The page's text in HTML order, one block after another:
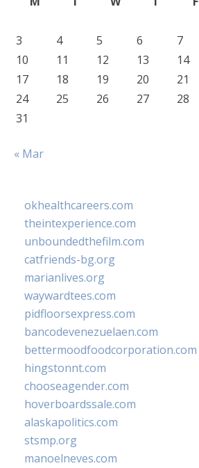
3
4 5 6 7
10
11 12 13 14
17
18 19 20 21
24
25 26 27 28
31
« Mar
okhealthcareers.com
theintexperience.com
unboundedthefilm.com
catfriends-bg.org
marianlives.org
waywardtees.com
pidfloorsexpress.com
bancodevenezuelaen.com
bettermoodfoodcorporation.com
hingstonnt.com
chooseagender.com
hoverboardssale.com
alaskapolitics.com
stsmp.org
manoelneves.com